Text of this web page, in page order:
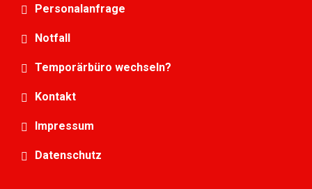
Personalanfrage
Notfall
Temporärbüro wechseln?
Kontakt
Impressum
Datenschutz